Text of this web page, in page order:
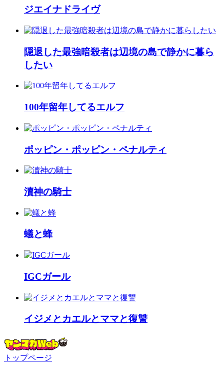
ジエイナドライヴ
隠退した最強暗殺者は辺境の島で静かに暮ら
したい
100年留年してるエルフ
ポッピン・ポッピン・ペナルティ
瀆神の騎士
蟻と蜂
IGCガール
イジメとカエルとママと復讐
トップページ